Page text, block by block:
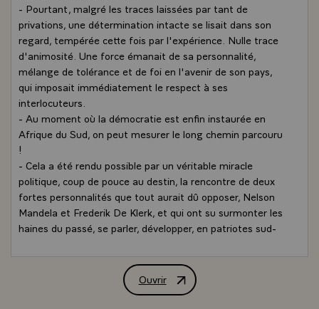
- Pourtant, malgré les traces laissées par tant de
privations, une détermination intacte se lisait dans son
regard, tempérée cette fois par l'expérience. Nulle trace
d'animosité. Une force émanait de sa personnalité,
mélange de tolérance et de foi en l'avenir de son pays,
qui imposait immédiatement le respect à ses
interlocuteurs.
- Au moment où la démocratie est enfin instaurée en
Afrique du Sud, on peut mesurer le long chemin parcouru
!
- Cela a été rendu possible par un véritable miracle
politique, coup de pouce au destin, la rencontre de deux
fortes personnalités que tout aurait dû opposer, Nelson
Mandela et Frederik De Klerk, et qui ont su surmonter les
haines du passé, se parler, développer, en patriotes sud-
février 1992, ils avaient partagé pour la première fois un
déjeuner en commun. Déjà auparavant, en juin 1990 et
Ouvrir
Article de M. François Mitterrand,